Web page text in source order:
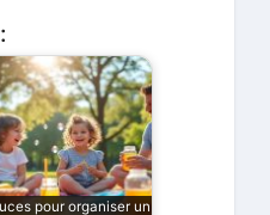
pour organiser un